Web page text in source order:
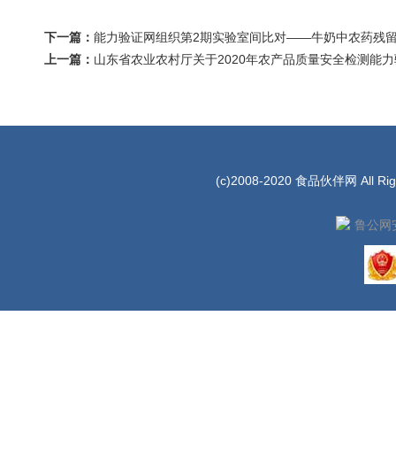
下一篇： 能力验证网组织第2期实验室间比对——牛奶中农药残
上一篇： 山东省农业农村厅关于2020年农产品质量安全检测能
(c)2008-2020 食品伙伴网 All
鲁公网